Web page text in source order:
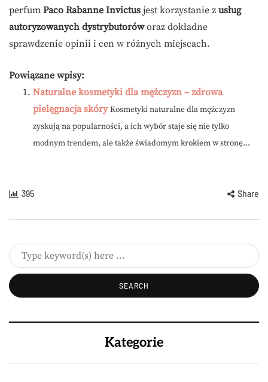
perfum Paco Rabanne Invictus jest korzystanie z usług
autoryzowanych dystrybutoróworaz dokładne
sprawdzenie opinii i cen w różnych miejscach.
Powiązane wpisy:
Naturalne kosmetyki dla mężczyzn – zdrowa
pielęgnacja skóry Kosmetyki naturalne dla mężczyzn
zyskują na popularności, a ich wybór staje się nie tylko
modnym trendem, ale także świadomym krokiem w stronę...
395 Share
Kategorie